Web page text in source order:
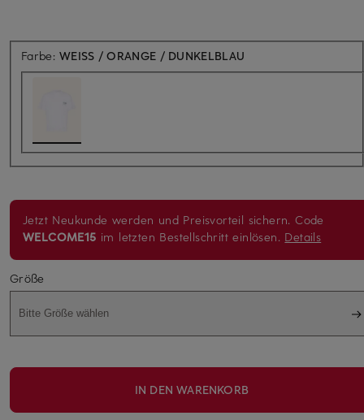
Farbe:WEISS / ORANGE / DUNKELBLAU
Jetzt Neukunde werden und Preisvorteil sichern. Code
WELCOME15 im letzten Bestellschritt einlösen. Details
Größe
Bitte Größe wählen
IN DEN WARENKORB